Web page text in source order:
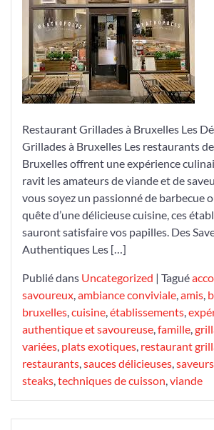
Grillades
Bruxelles
Restaurant Grillades à Bruxelles Les
Grillades à Bruxelles Les restaurants
Bruxelles offrent une expérience
ravit les amateurs de viande et de
vous soyez un passionné de barbecue
quête d’une délicieuse cuisine, ces
sauront satisfaire vos papilles. Des
Authentiques Les […]
Publié dans Uncategorized | Tagué
savoureux,ambiance conviviale,amis,
bruxelles,cuisine,établissements,
authentique et savoureuse,famille,
variées, plats exotiques, restaurant
restaurants,sauces délicieuses,saveurs
steaks,techniques de cuisson,viande